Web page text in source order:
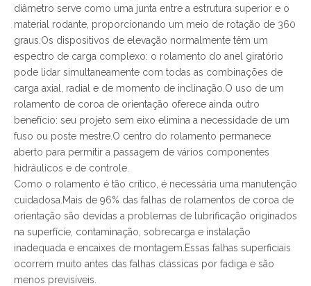
diâmetro serve como uma junta entre a estrutura superior e o
material rodante, proporcionando um meio de rotação de 360
​​graus.Os dispositivos de elevação normalmente têm um
espectro de carga complexo: o rolamento do anel giratório
pode lidar simultaneamente com todas as combinações de
carga axial, radial e de momento de inclinação.O uso de um
rolamento de coroa de orientação oferece ainda outro
benefício: seu projeto sem eixo elimina a necessidade de um
fuso ou poste mestre.O centro do rolamento permanece
aberto para permitir a passagem de vários componentes
hidráulicos e de controle.
Como o rolamento é tão crítico, é necessária uma manutenção
cuidadosa.Mais de 96% das falhas de rolamentos de coroa de
orientação são devidas a problemas de lubrificação originados
na superfície, contaminação, sobrecarga e instalação
inadequada e encaixes de montagem.Essas falhas superficiais
ocorrem muito antes das falhas clássicas por fadiga e são
menos previsíveis.